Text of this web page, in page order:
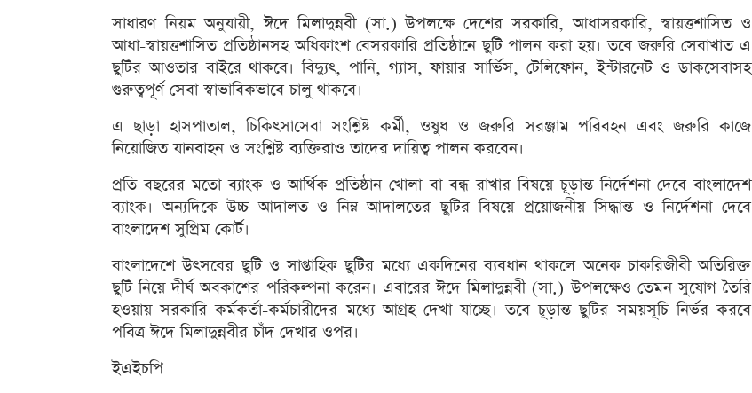
সাধারণ নিয়ম অনুযায়ী, ঈদে মিলাদুন্নবী (সা.) উপলক্ষে দেশের সরকারি, আধাসরকারি, স্বায়ত্তশাসিত ও
আধা-স্বায়ত্তশাসিত প্রতিষ্ঠানসহ অধিকাংশ বেসরকারি প্রতিষ্ঠানে ছুটি পালন করা হয়। তবে জরুরি সেবাখাত এ
ছুটির আওতার বাইরে থাকবে। বিদ্যুৎ, পানি, গ্যাস, ফায়ার সার্ভিস, টেলিফোন, ইন্টারনেট ও ডাকসেবাসহ
গুরুত্বপূর্ণ সেবা স্বাভাবিকভাবে চালু থাকবে।
এ ছাড়া হাসপাতাল, চিকিৎসাসেবা সংশ্লিষ্ট কর্মী, ওষুধ ও জরুরি সরঞ্জাম পরিবহন এবং জরুরি কাজে
নিয়োজিত যানবাহন ও সংশ্লিষ্ট ব্যক্তিরাও তাদের দায়িত্ব পালন করবেন।
প্রতি বছরের মতো ব্যাংক ও আর্থিক প্রতিষ্ঠান খোলা বা বন্ধ রাখার বিষয়ে চূড়ান্ত নির্দেশনা দেবে বাংলাদেশ
ব্যাংক। অন্যদিকে উচ্চ আদালত ও নিম্ন আদালতের ছুটির বিষয়ে প্রয়োজনীয় সিদ্ধান্ত ও নির্দেশনা দেবে
বাংলাদেশ সুপ্রিম কোর্ট।
বাংলাদেশে উৎসবের ছুটি ও সাপ্তাহিক ছুটির মধ্যে একদিনের ব্যবধান থাকলে অনেক চাকরিজীবী অতিরিক্ত
ছুটি নিয়ে দীর্ঘ অবকাশের পরিকল্পনা করেন। এবারের ঈদে মিলাদুন্নবী (সা.) উপলক্ষেও তেমন সুযোগ তৈরি
হওয়ায় সরকারি কর্মকর্তা-কর্মচারীদের মধ্যে আগ্রহ দেখা যাচ্ছে। তবে চূড়ান্ত ছুটির সময়সূচি নির্ভর করবে
পবিত্র ঈদে মিলাদুন্নবীর চাঁদ দেখার ওপর।
ইএইচপি